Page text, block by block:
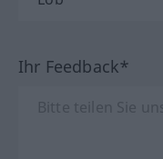
Ihr Feedback*